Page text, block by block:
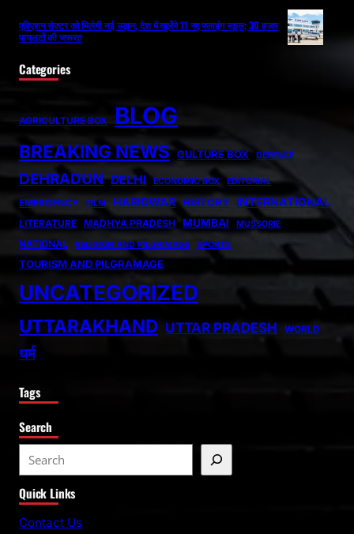
एविएशन सेक्टर को मिलेगी नई उड़ान, देश में खुलेंगे 11 नए फ्लाइंग स्कूल; 30 हजार
पायलटों की जरूरत
Categories
AGRICULTURE BOX BLOG
BREAKING NEWS CULTURE BOX DEFENCE
DEHRADUN DELHI ECONOMIC BOX EDITORIAL
EMERGENCY FILM HARIDWAR HISTORY INTERNATIONAL
LITERATURE MADHYA PRADESH MUMBAI MUSSORIE
NATIONAL RELIGION AND PILGRIMAGE SPORTS
TOURISM AND PILGRAMAGE
UNCATEGORIZED
UTTARAKHAND UTTAR PRADESH WORLD
धर्म
Tags
Search
e
a
r
Quick Links
Contact Us